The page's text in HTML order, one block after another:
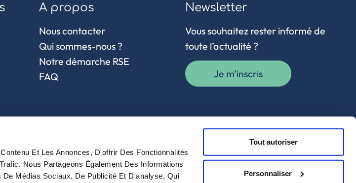
Et Les Annonces, D'offrir Des Fonctionnalités
Nous Partageons Également Des Informations
Médias Sociaux, De Publicité Et D'analyse, Qui
Tout autoriser
Personnaliser
A propos
Nous contacter
Qui sommes-nous ?
Notre démarche RSE
FAQ
Newsletter
Vous souhaitez rester informé de
toute l’actualité ?
Je m'inscris